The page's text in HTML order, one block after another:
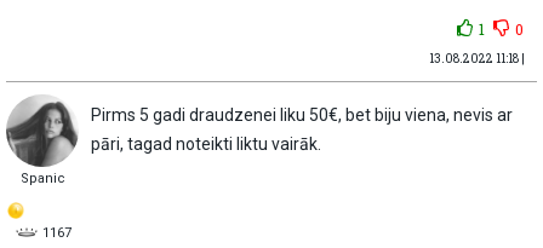
1 0
13.08.2022 11:18 |
Spanic
1167
Pirms 5 gadi draudzenei liku 50€, bet biju viena, nevis ar
pāri, tagad noteikti liktu vairāk.